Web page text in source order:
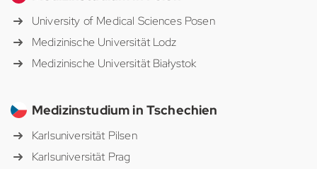
University of Medical Sciences Posen
Medizinische Universität Lodz
Medizinische Universität Białystok
Medizinstudium in Tschechien
Karlsuniversität Pilsen
Karlsuniversität Prag